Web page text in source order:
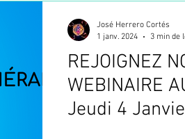
FORMATIONREJOIGNEZ
WEBINAIRE
Jeudi 4
José Herrero Cortés
1 janv. 2024
3 min de